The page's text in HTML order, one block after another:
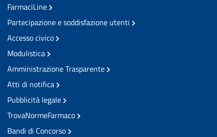
FarmaciLine
Partecipazione e soddisfazione utenti
Accesso civico
Modulistica
Amministrazione Trasparente
Atti di notifica
Pubblicità legale
TrovaNormeFarmaco
Bandi di Concorso